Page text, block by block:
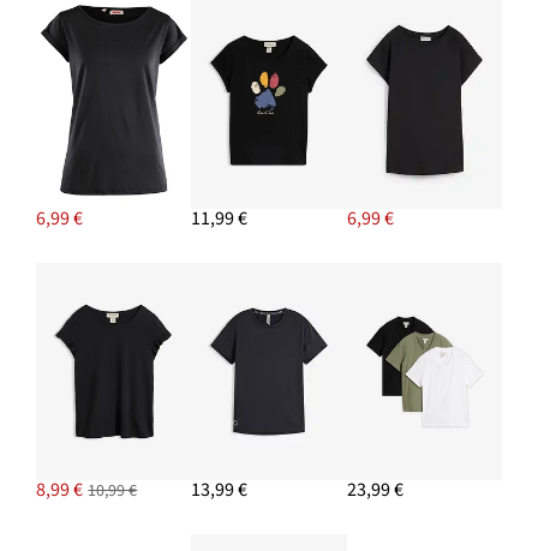
19,99 €
PRIDAŤ DO KOŠÍKA
6,99 € 11,99 € 6,99 €
8,99 € 10,99 € 13,99 € 23,99 €